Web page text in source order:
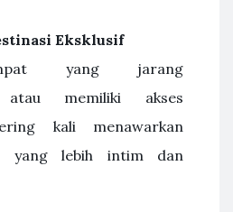
Eksklusif
yang jarang
atau memiliki akses
kali menawarkan
yang lebih intim dan